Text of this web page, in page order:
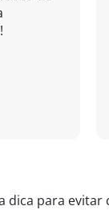
dica para